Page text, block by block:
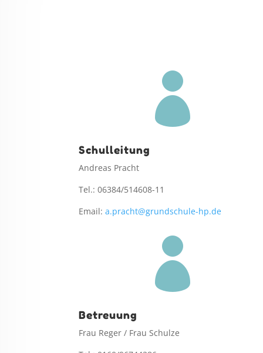

Schulleitung
Andreas Pracht
Tel.: 06384/514608-11
Email:a.pracht@grundschule-hp.de

Betreuung
Frau Reger / Frau Schulze